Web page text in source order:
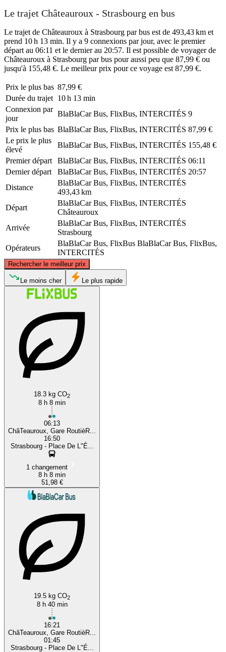
Le trajet Châteauroux - Strasbourg en bus
Le trajet de Châteauroux à Strasbourg par bus est de 493,43 km et
prend 10 h 13 min. Il y a 9 connexions par jour, avec le premier
départ au 06:11 et le dernier au 20:57. Il est possible de voyager de
Châteauroux à Strasbourg par bus pour aussi peu que 87,99 € ou
jusqu'à 155,48 €. Le meilleur prix pour ce voyage est 87,99 €.
Prix ​​le plus bas 87,99 €
Durée du trajet 10 h 13 min
Connexion par
jour
BlaBlaCar Bus, FlixBus, INTERCITÉS 9
Prix ​​le plus bas BlaBlaCar Bus, FlixBus, INTERCITÉS 87,99 €
Le prix le plus
élevé
BlaBlaCar Bus, FlixBus, INTERCITÉS 155,48 €
Premier départ
BlaBlaCar Bus, FlixBus, INTERCITÉS 06:11
Dernier départ
BlaBlaCar Bus, FlixBus, INTERCITÉS 20:57
Distance
BlaBlaCar Bus, FlixBus, INTERCITÉS
493,43 km
Départ
BlaBlaCar Bus, FlixBus, INTERCITÉS
Châteauroux
Arrivée
BlaBlaCar Bus, FlixBus, INTERCITÉS
Strasbourg
Opérateurs
BlaBlaCar Bus, FlixBus BlaBlaCar Bus, FlixBus,
INTERCITÉS
Rechercher le meilleur prix
Châteauroux
Le moins cher Le plus rapide
18.3 kg CO2
8 h 8 min
06:13
ChâTeauroux, Gare RoutièR...
16:50
Strasbourg - Place De L"É...
1 changement
8 h 8 min
51,98 €
19.5 kg CO2
8 h 40 min
16:21
ChâTeauroux, Gare RoutièR...
01:45
Strasbourg - Place De L"É...